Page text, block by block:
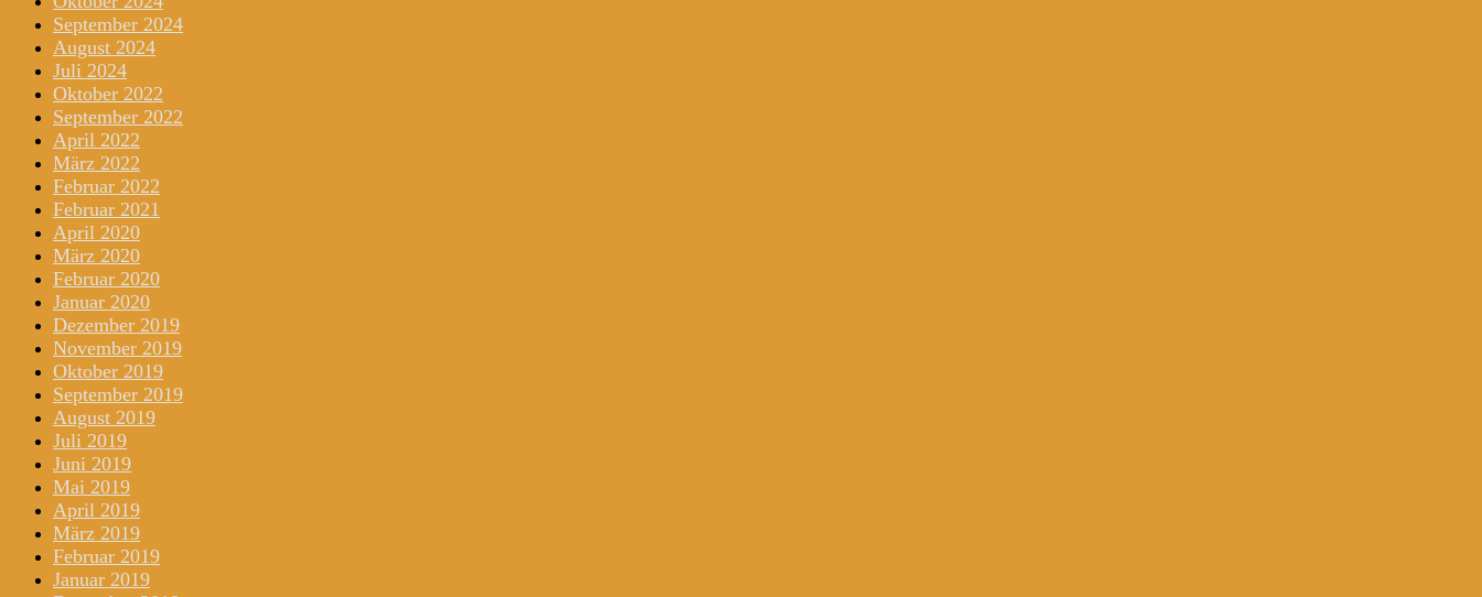
September 2024
August 2024
Juli 2024
Oktober 2022
September 2022
April 2022
März 2022
Februar 2022
Februar 2021
April 2020
März 2020
Februar 2020
Januar 2020
Dezember 2019
November 2019
Oktober 2019
September 2019
August 2019
Juli 2019
Juni 2019
Mai 2019
April 2019
März 2019
Februar 2019
Januar 2019